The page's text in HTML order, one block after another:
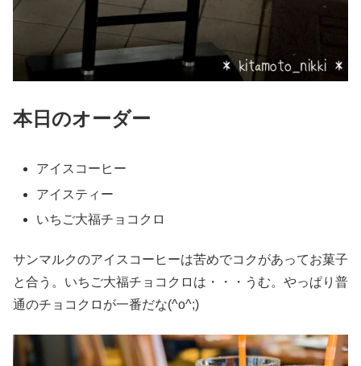
本日のオーダー
アイスコーヒー
アイスティー
いちご大福チョコクロ
サンマルクのアイスコーヒーは苦めでコクがあってお菓子
と合う。いちご大福チョコクロは・・・うむ。やっぱり普
通のチョコクロが一番だな(^o^;)